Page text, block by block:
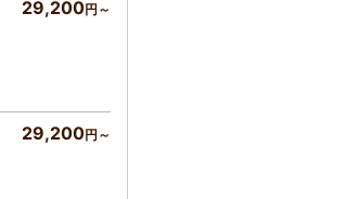
29,200円～
29,200円～